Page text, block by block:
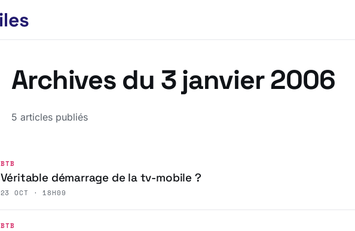
Archives du 3 janvier 2006
5 articles publiés
BTB
Véritable démarrage de la tv-mobile ?
23 OCT · 18H09
BTB